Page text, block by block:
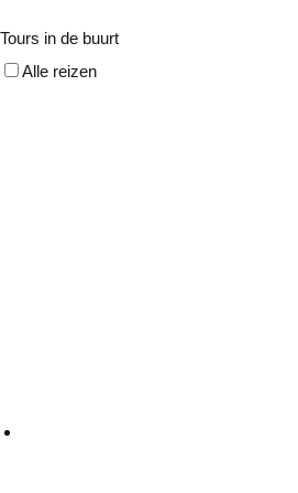
Tours in de buurt
Alle reizen